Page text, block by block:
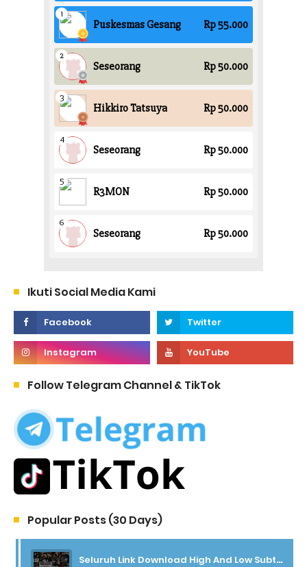
Ikuti Social Media Kami
Follow Telegram Channel & TikTok
Popular Posts (30 Days)
Seluruh Link Download High And Low Subtitle Indonesia